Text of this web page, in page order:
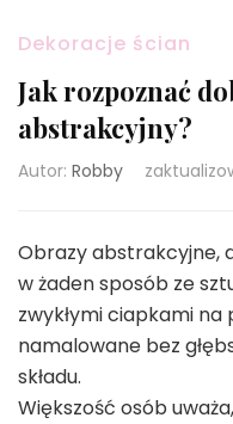
Dekoracje ścian
Jak rozpoznać
abstrakcyjny?
Autor: Robby
Obrazy abstrakcyjne,
w żaden sposób ze
zwykłymi ciapkami na
namalowane bez
składu.
Większość osób